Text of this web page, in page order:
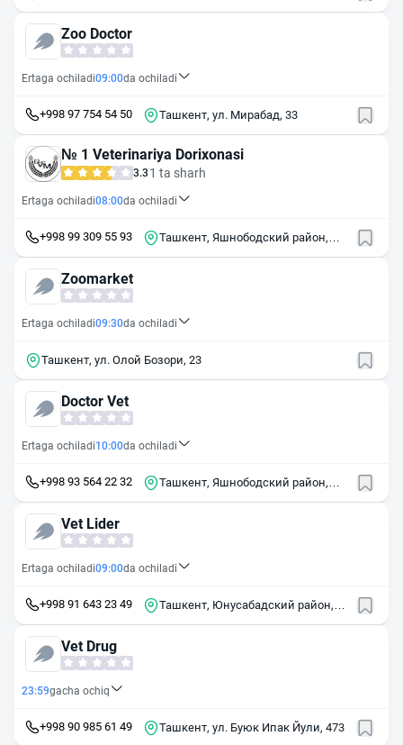
Zoo Doctor
Ertaga ochiladi09:00da ochiladi
+998 97 754 54 50 Ташкент, ул. Мирабад, 33
№ 1 Veterinariya Dorixonasi
3.3 1 ta sharh
Ertaga ochiladi08:00da ochiladi
+998 99 309 55 93
Ташкент, Яшнободский район,
Zoomarket
Ertaga ochiladi09:30da ochiladi
Ташкент, ул. Олой Бозори, 23
Doctor Vet
Ertaga ochiladi10:00da ochiladi
+998 93 564 22 32
Ташкент, Яшнободский район,
Vet Lider
Ertaga ochiladi09:00da ochiladi
+998 91 643 23 49
Ташкент, Юнусабадский район,
Vet Drug
23:59gacha ochiq
+998 90 985 61 49 Ташкент, ул. Буюк Ипак Йули, 473